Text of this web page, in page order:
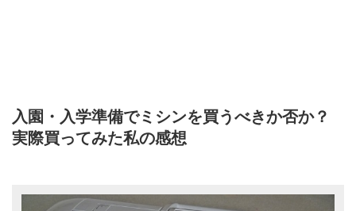
入園・入学準備でミシンを買うべきか否か？
実際買ってみた私の感想